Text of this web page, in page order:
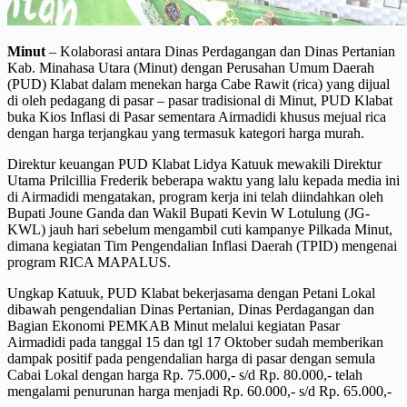
Minut – Kolaborasi antara Dinas Perdagangan dan Dinas Pertanian
Kab. Minahasa Utara (Minut) dengan Perusahan Umum Daerah
(PUD) Klabat dalam menekan harga Cabe Rawit (rica) yang dijual
di oleh pedagang di pasar – pasar tradisional di Minut, PUD Klabat
buka Kios Inflasi di Pasar sementara Airmadidi khusus mejual rica
dengan harga terjangkau yang termasuk kategori harga murah.
Direktur keuangan PUD Klabat Lidya Katuuk mewakili Direktur
Utama Prilcillia Frederik beberapa waktu yang lalu kepada media ini
di Airmadidi mengatakan, program kerja ini telah diindahkan oleh
Bupati Joune Ganda dan Wakil Bupati Kevin W Lotulung (JG-
KWL) jauh hari sebelum mengambil cuti kampanye Pilkada Minut,
dimana kegiatan Tim Pengendalian Inflasi Daerah (TPID) mengenai
program RICA MAPALUS.
Ungkap Katuuk, PUD Klabat bekerjasama dengan Petani Lokal
dibawah pengendalian Dinas Pertanian, Dinas Perdagangan dan
Bagian Ekonomi PEMKAB Minut melalui kegiatan Pasar
Airmadidi pada tanggal 15 dan tgl 17 Oktober sudah memberikan
dampak positif pada pengendalian harga di pasar dengan semula
Cabai Lokal dengan harga Rp. 75.000,- s/d Rp. 80.000,- telah
mengalami penurunan harga menjadi Rp. 60.000,- s/d Rp. 65.000,-